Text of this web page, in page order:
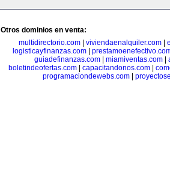
Otros dominios en venta:
multidirectorio.com| viviendaenalquiler.com|
logisticayfinanzas.com|
guiadefinanzas.com
miamiventas.com
boletindeofertas.com| capacitandonos.com|
programaciondewebs.com|